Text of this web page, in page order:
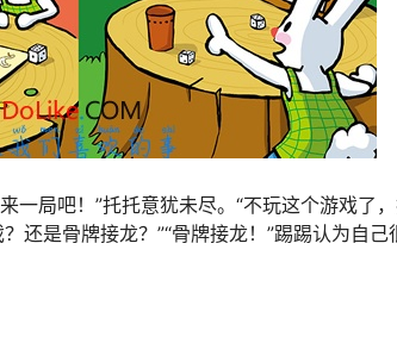
一局吧！”托托意犹未尽。“不玩这个游戏了
还是骨牌接龙？”“骨牌接龙！”踢踢认为自己